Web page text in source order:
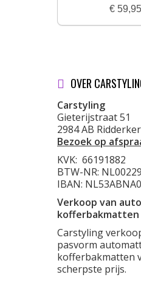
€ 59,95
OVER
Carstyling
Gieterijstraat 51
2984 AB
Bezoek op
KVK: 66191882
BTW-NR:
IBAN:
Verkoop van
kofferbakmatten
Carstyling
pasvorm
kofferbakmatten
scherpste prijs.